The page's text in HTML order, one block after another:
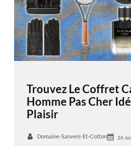
Trouvez Le Coffret
Homme Pas Cher
Plaisir
Domaine-Sanvers-Et-Cotton 26